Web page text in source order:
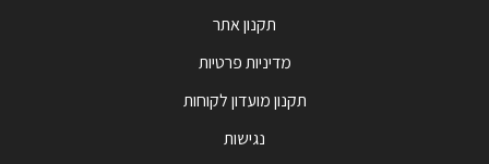
תקנון אתר
מדיניות פרטיות
תקנון מועדון לקוחות
נגישות